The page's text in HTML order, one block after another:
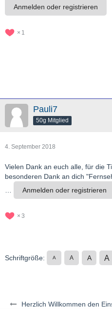
Herzlich Willkommen den
Anmelden oder registrieren
1
Pauli7
50g Mitglied
4. September 2018
Vielen Dank an euch alle, für die
besonderen Dank an dich
Anmelden oder registrieren
3
Schriftgröße: A A A A